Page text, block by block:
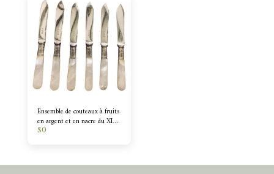
Ensemble de couteaux à fruits
en argent et en nacre du XIXe
siècle - Ensemble de 6
$0